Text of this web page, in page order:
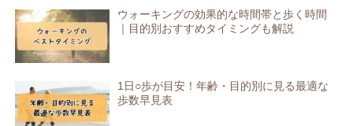
ウォーキングの効果的な時間帯と歩く時間
｜目的別おすすめタイミングも解説
1日○歩が目安！年齢・目的別に見る最適な
歩数早見表